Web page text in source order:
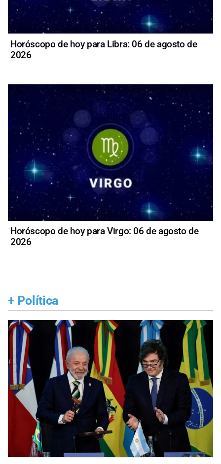
Horóscopo de hoy para Libra: 06 de agosto de
2026
Horóscopo de hoy para Virgo: 06 de agosto de
2026
+ Política